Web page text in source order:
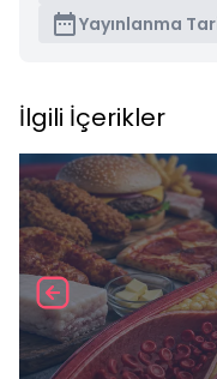
Yayınlanma
İlgili İçerikler